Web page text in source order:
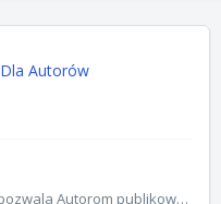
Dla Autorów
WP Kreator to program, który pozwala Autorom publikować treści w serwisach Wirtualnej Polski. Jak to działa? To proste! W sekcji Zarabiaj - Oferty redakcyjn...